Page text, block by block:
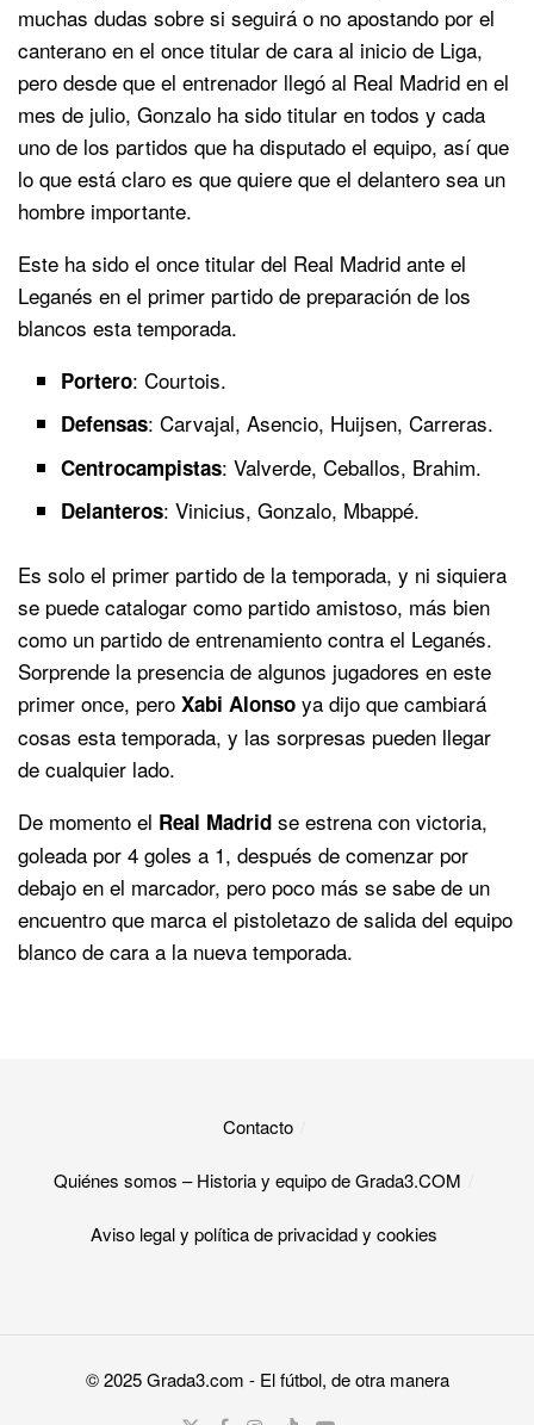
muchas dudas sobre si seguirá o no apostando por el
canterano en el once titular de cara al inicio de Liga,
pero desde que el entrenador llegó al Real Madrid en el
mes de julio, Gonzalo ha sido titular en todos y cada
uno de los partidos que ha disputado el equipo, así que
lo que está claro es que quiere que el delantero sea un
hombre importante.
Este ha sido el once titular del Real Madrid ante el
Leganés en el primer partido de preparación de los
blancos esta temporada.
Portero: Courtois.
Defensas: Carvajal, Asencio, Huijsen, Carreras.
Centrocampistas: Valverde, Ceballos, Brahim.
Delanteros: Vinicius, Gonzalo, Mbappé.
Es solo el primer partido de la temporada, y ni siquiera
se puede catalogar como partido amistoso, más bien
como un partido de entrenamiento contra el Leganés.
Sorprende la presencia de algunos jugadores en este
primer once, pero Xabi Alonso ya dijo que cambiará
cosas esta temporada, y las sorpresas pueden llegar
de cualquier lado.
De momento el Real Madrid se estrena con victoria,
goleada por 4 goles a 1, después de comenzar por
debajo en el marcador, pero poco más se sabe de un
encuentro que marca el pistoletazo de salida del equipo
blanco de cara a la nueva temporada.
Contacto
Quiénes somos – Historia y equipo de Grada3.COM
Aviso legal y política de privacidad y cookies​
© 2025Grada3.com - El fútbol, de otra manera